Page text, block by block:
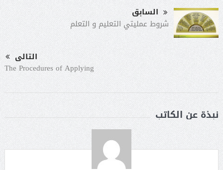
السابق
شروط عمليتي التعليم و التعلم
التالى
The Procedures of Applying
نبذة عن الكاتب